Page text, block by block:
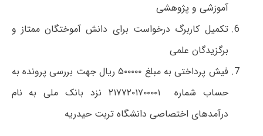
آموزشی و پژوهشی
تکمیل کاربرگ درخواست برای دانش آموختگان ممتاز و
برگزیدگان علمی
فیش پرداختی به مبلغ ۵۰۰۰۰۰ ریال جهت بررسی پرونده به
حساب شماره ۲۱۷۷۲۰۱۷۰۰۰۰۱ نزد بانک ملی به نام
درآمدهای اختصاصی دانشگاه تربت حیدریه